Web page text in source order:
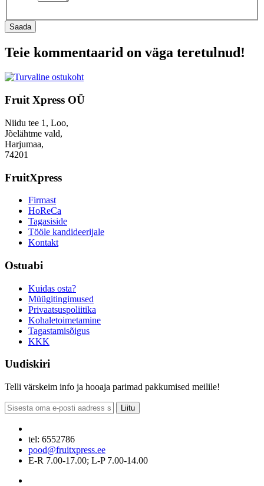
Saada
Teie kommentaarid on väga teretulnud!
Fruit Xpress OÜ
Niidu tee 1, Loo,
Jõelähtme vald,
Harjumaa,
74201
FruitXpress
Firmast
HoReCa
Tagasiside
Tööle kandideerijale
Kontakt
Ostuabi
Kuidas osta?
Müügitingimused
Privaatsuspoliitika
Kohaletoimetamine
Tagastamisõigus
KKK
Uudiskiri
Telli värskeim info ja hooaja parimad pakkumised meilile!
Liitu
tel: 6552786
pood@fruitxpress.ee
E-R 7.00-17.00; L-P 7.00-14.00